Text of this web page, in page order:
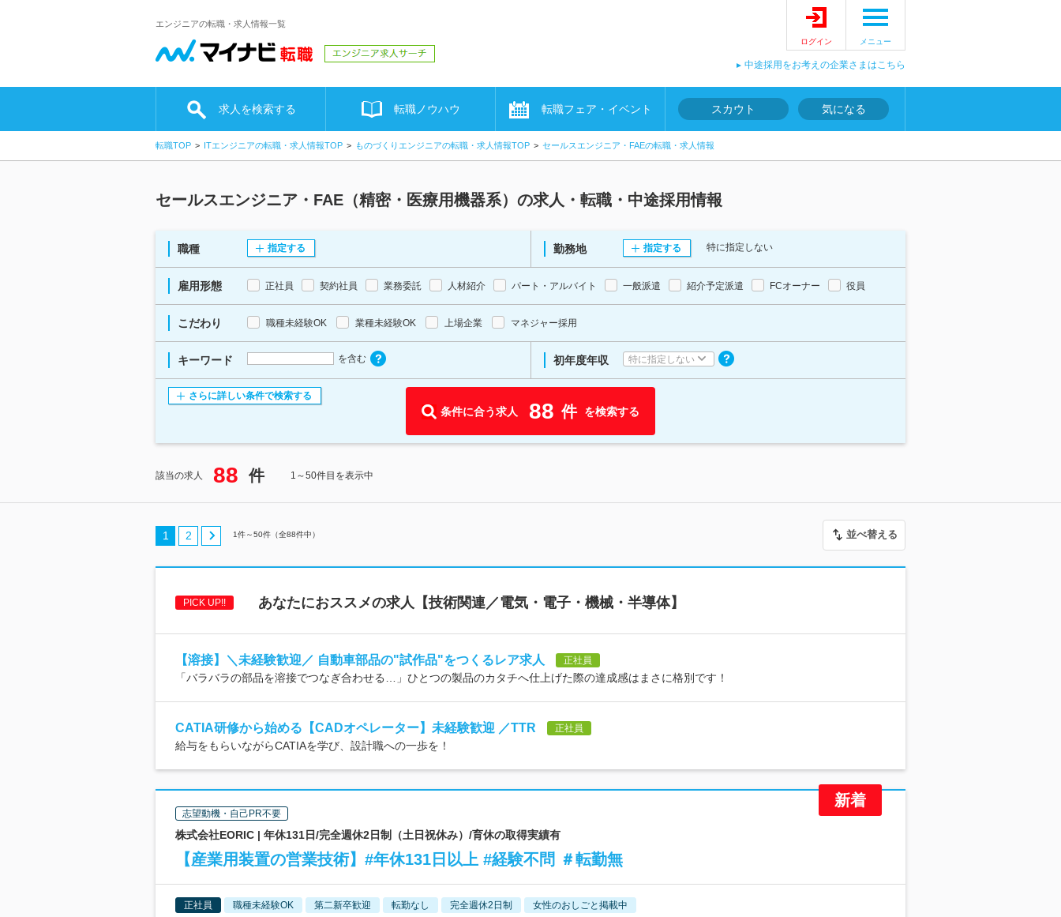
エンジニアの転職・求人情報一覧
ログイン メニュー
中途採用をお考えの企業さまはこちら
求人を検索する 転職ノウハウ 転職フェア・イベント スカウト 気になる
転職TOP ITエンジニアの転職・求人情報TOP ものづくりエンジニアの転職・求人情報TOP セールスエンジニア・FAEの転職・求人情報
セールスエンジニア・FAE（精密・医療用機器系）の求人・転職・中途採用情報
職種 指定する 勤務地 指定する 特に指定しない
雇用形態 正社員 契約社員 業務委託 人材紹介 パート・アルバイト 一般派遣 紹介予定派遣 FCオーナー 役員
こだわり 職種未経験OK 業種未経験OK 上場企業 マネジャー採用
キーワード を含む 初年度年収 特に指定しない
さらに詳しい条件で検索する
条件に合う求人 88 件 を検索する
該当の求人 88 件 1～50件目を表示中
1 2 1件～50件（全88件中） 並べ替える
PICK UP!! あなたにおススメの求人【技術関連／電気・電子・機械・半導体】
【溶接】＼未経験歓迎／ 自動車部品の"試作品"をつくるレア求人 正社員
「バラバラの部品を溶接でつなぎ合わせる…」ひとつの製品のカタチへ仕上げた際の達成感はまさに格別です！
CATIA研修から始める【CADオペレーター】未経験歓迎 ／TTR 正社員
給与をもらいながらCATIAを学び、設計職への一歩を！
志望動機・自己PR不要
株式会社EORIC | 年休131日/完全週休2日制（土日祝休み）/育休の取得実績有
【産業用装置の営業技術】#年休131日以上 #経験不問 ＃転勤無
正社員 職種未経験OK 第二新卒歓迎 転勤なし 完全週休2日制 女性のおしごと掲載中